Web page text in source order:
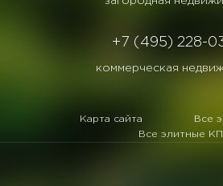
+7 (495) 228-
коммерческая
Карта сайта
Все
Все элитные КП